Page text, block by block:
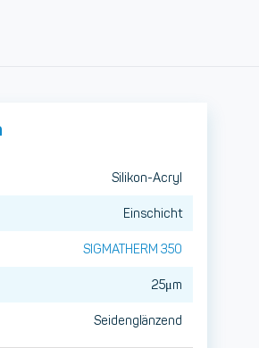
Silikon-Acryl
Einschicht
SIGMATHERM 350
25μm
Seidenglänzend